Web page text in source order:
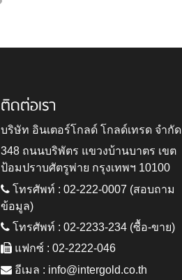
ติดต่อเรา
บริษัท อินเตอร์โกลด์ โกลด์เทรด จำกัด
348 ถนนบริพัตร แขวงบ้านบาตร เขต
ป้อมปราบศัตรูพ่าย กรุงเทพฯ 10100
โทรศัพท์ : 02-222-0007 (สอบถาม
ข้อมูล)
โทรศัพท์ : 02-2233-234 (ซื้อ-ขาย)
แฟกซ์ : 02-2222-046
อีเมล : info@intergold.co.th